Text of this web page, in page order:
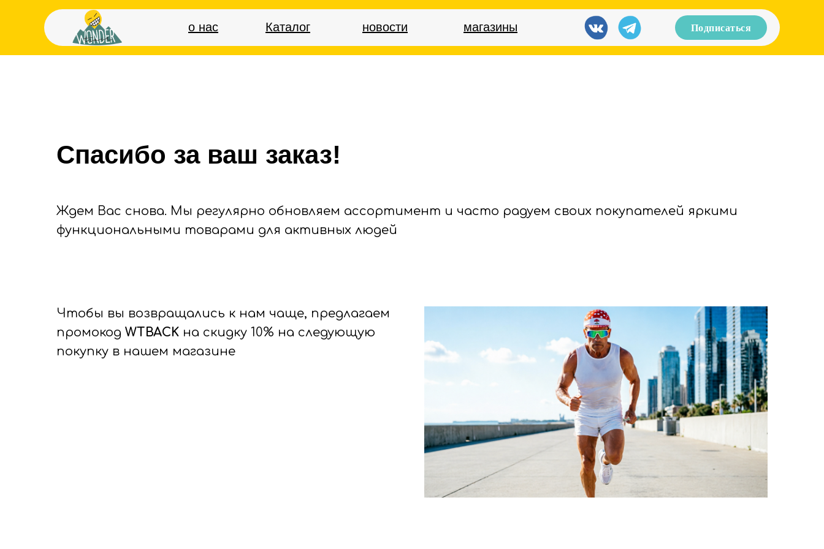
о нас Каталог магазины
новости Подписаться
Спасибо за ваш заказ!
Ждем Вас снова. Мы регулярно обновляем ассортимент и часто радуем своих покупателей яркими
функциональными товарами для активных людей
Чтобы вы возвращались к нам чаще, предлагаем
промокод WTBACK на скидку 10% на следующую
покупку в нашем магазине